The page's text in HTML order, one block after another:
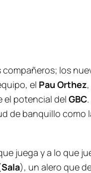
los
el Pau Orthez
el potencial del GBC.
de banquillo como
juega y a lo que
Sala), un alero que